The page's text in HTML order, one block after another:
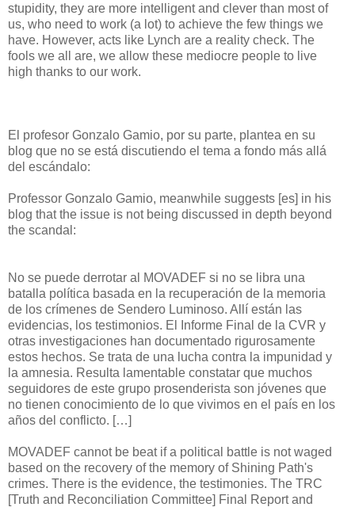
stupidity, they are more intelligent and clever than most of
us, who need to work (a lot) to achieve the few things we
have. However, acts like Lynch are a reality check. The
fools we all are, we allow these mediocre people to live
high thanks to our work.
El profesor Gonzalo Gamio, por su parte, plantea en su
blog que no se está discutiendo el tema a fondo más allá
del escándalo:
Professor Gonzalo Gamio, meanwhile suggests [es] in his
blog that the issue is not being discussed in depth beyond
the scandal:
No se puede derrotar al MOVADEF si no se libra una
batalla política basada en la recuperación de la memoria
de los crímenes de Sendero Luminoso. Allí están las
evidencias, los testimonios. El Informe Final de la CVR y
otras investigaciones han documentado rigurosamente
estos hechos. Se trata de una lucha contra la impunidad y
la amnesia. Resulta lamentable constatar que muchos
seguidores de este grupo prosenderista son jóvenes que
no tienen conocimiento de lo que vivimos en el país en los
años del conflicto. […]
MOVADEF cannot be beat if a political battle is not waged
based on the recovery of the memory of Shining Path's
crimes. There is the evidence, the testimonies. The TRC
[Truth and Reconciliation Committee] Final Report and